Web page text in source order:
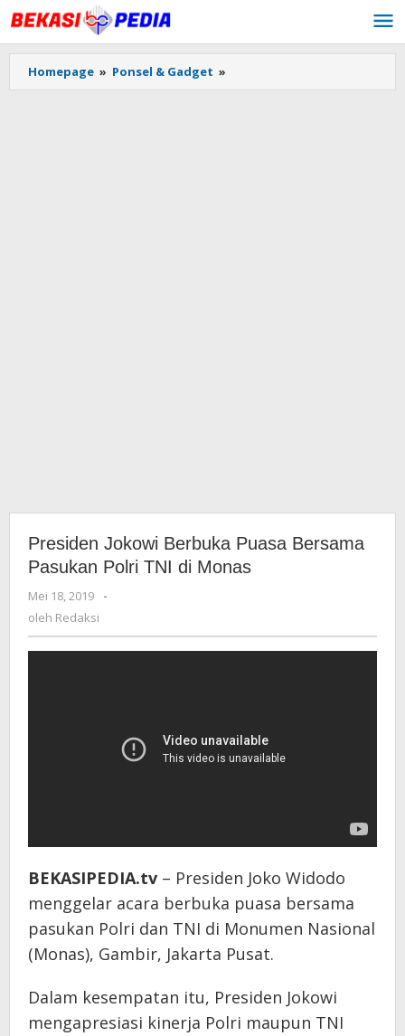
Lewati
ke
konten
Homepage » Ponsel & Gadget »
Jokowi
Presiden Jokowi Berbuka Puasa Bersama
Pasukan Polri TNI di Monas
Mei 18, 2019
oleh
-
oleh Redaksi
BEKASIPEDIA.tv – Presiden Joko Widodo
menggelar acara berbuka puasa bersama
pasukan Polri dan TNI di Monumen Nasional
(Monas), Gambir, Jakarta Pusat.
Dalam kesempatan itu, Presiden Jokowi
mengapresiasi kinerja Polri maupun TNI